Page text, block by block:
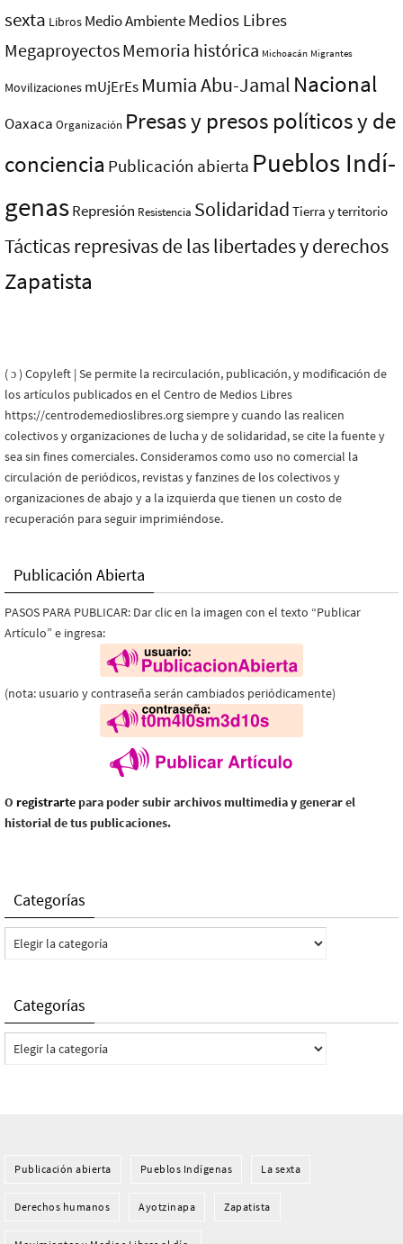
sexta Libros Medio AmbienteMedios Libres
MegaproyectosMemoria histórica Michoacán Migrantes
Movilizaciones mUjErEs Mumia Abu-Jamal Nacional
Oaxaca Organización Presas y presos polí­ticos y de
conciencia Publicación abierta Pueblos Indí­
genasRepresión Resistencia Solidaridad Tierra y territorio
Tácticas represivas de las libertades y derechos
Zapatista
( ɔ ) Copyleft | Se permite la recirculación, publicación, y modificación de
los artículos publicados en el Centro de Medios Libres
https://centrodemedioslibres.org siempre y cuando las realicen
colectivos y organizaciones de lucha y de solidaridad, se cite la fuente y
sea sin fines comerciales. Consideramos como uso no comercial la
circulación de periódicos, revistas y fanzines de los colectivos y
organizaciones de abajo y a la izquierda que tienen un costo de
recuperación para seguir imprimiéndose.
Publicación Abierta
PASOS PARA PUBLICAR: Dar clic en la imagen con el texto “Publicar
Artículo” e ingresa:
(nota: usuario y contraseña serán cambiados periódicamente)
O registrarte para poder subir archivos multimedia y generar el
historial de tus publicaciones.
Categorías
Categorías
Categorías
Categorías
Publicación abierta Pueblos Indí­genas La sexta
Derechos humanos Ayotzinapa Zapatista